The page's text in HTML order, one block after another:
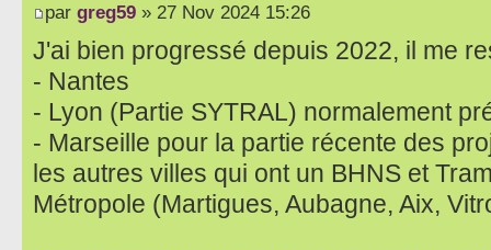
par greg59 » 27 Nov 2024 15:26
J'ai bien progressé depuis 2022, il me
- Nantes
- Lyon (Partie SYTRAL) normalement
- Marseille pour la partie récente des
les autres villes qui ont un BHNS et
Métropole (Martigues, Aubagne, Aix,